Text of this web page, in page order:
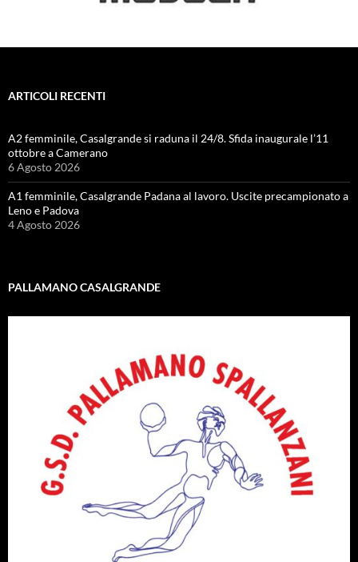
ARTICOLI RECENTI
A2 femminile, Casalgrande si raduna il 24/8. Sfida inaugurale l’11
ottobre a Camerano
6 Agosto 2026
A1 femminile, Casalgrande Padana al lavoro. Uscite precampionato a
Leno e Padova
4 Agosto 2026
PALLAMANO CASALGRANDE